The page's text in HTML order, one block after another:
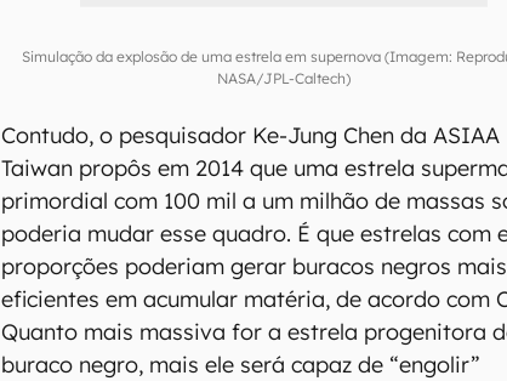
Simulação da explosão de uma estrela em supernova (Imagem:
NASA/JPL-Caltech)
Contudo, o pesquisador Ke-Jung Chen da ASIAA
Taiwan propôs em 2014 que uma estrela
primordial com 100 mil a um milhão de massas
poderia mudar esse quadro. É que estrelas com
proporções poderiam gerar buracos negros mais
eficientes em acumular matéria, de acordo com
Quanto mais massiva for a estrela progenitora
buraco negro, mais ele será capaz de “engolir”